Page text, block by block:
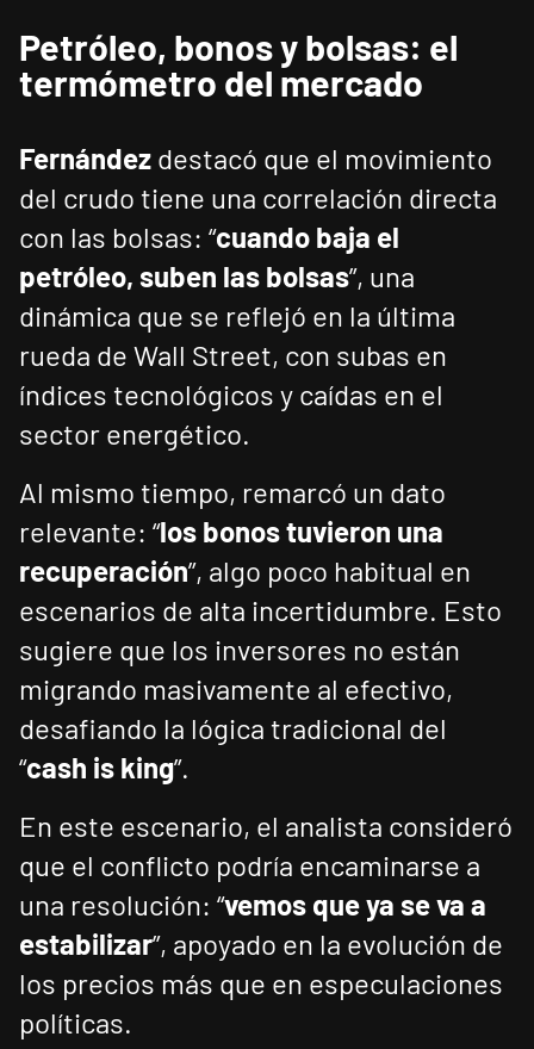
Petróleo, bonos y bolsas: el
termómetro del mercado
Fernández destacó que el movimiento
del crudo tiene una correlación directa
con las bolsas: “cuando baja el
petróleo, suben las bolsas”, una
dinámica que se reflejó en la última
rueda de Wall Street, con subas en
índices tecnológicos y caídas en el
sector energético.
Al mismo tiempo, remarcó un dato
relevante: “los bonos tuvieron una
recuperación”, algo poco habitual en
escenarios de alta incertidumbre. Esto
sugiere que los inversores no están
migrando masivamente al efectivo,
desafiando la lógica tradicional del
“cash is king”.
En este escenario, el analista consideró
que el conflicto podría encaminarse a
una resolución: “vemos que ya se va a
estabilizar”, apoyado en la evolución de
los precios más que en especulaciones
políticas.